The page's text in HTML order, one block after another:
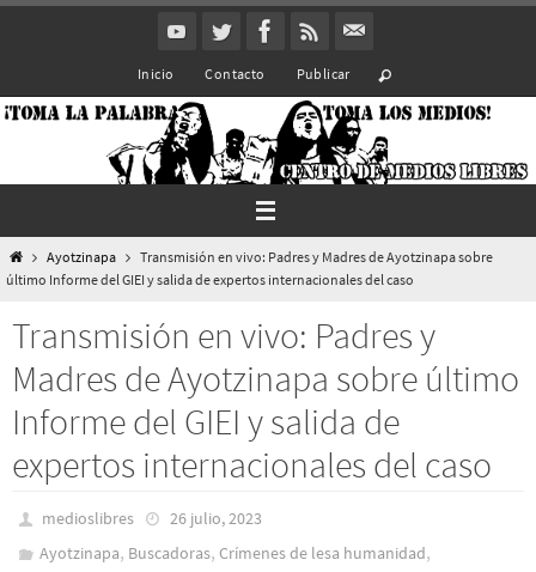
Inicio Contacto Publicar
InicioAyotzinapa
Transmisión en vivo: Padres y Madres de Ayotzinapa sobre
último Informe del GIEI y salida de expertos internacionales del caso
Transmisión en vivo: Padres y
Madres de Ayotzinapa sobre último
Informe del GIEI y salida de
expertos internacionales del caso
medioslibres
26 julio, 2023
Ayotzinapa, Buscadoras,Crímenes de lesa humanidad,